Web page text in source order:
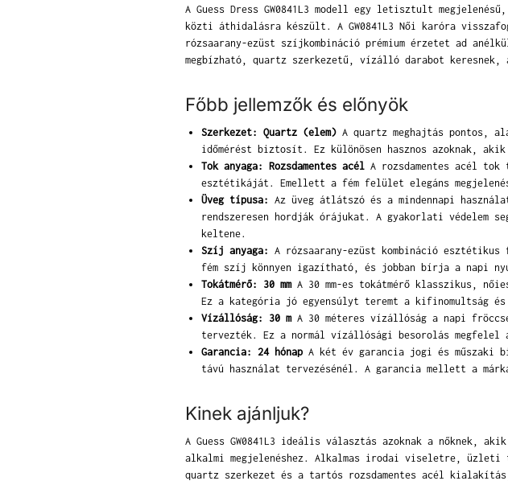
A Guess Dress GW0841L3 modell egy letisztult
közti áthidalásra készült. A GW0841L3 Női karóra
rózsaarany-ezüst szíjkombináció prémium érzetet ad
megbízható, quartz szerkezetű, vízálló darabot keresnek,
Főbb jellemzők és előnyök
Szerkezet: Quartz (elem)A quartz meghajtás pontos,
időmérést biztosít. Ez különösen hasznos azoknak,
Tok anyaga: Rozsdamentes acélA rozsdamentes acél
esztétikáját. Emellett a fém felület elegáns
Üveg típusa: Az üveg átlátszó és a mindennapi
rendszeresen hordják órájukat. A gyakorlati védelem
keltene.
Szíj anyaga: A rózsaarany-ezüst kombináció
fém szíj könnyen igazítható, és jobban bírja a napi
Tokátmérő: 30 mmA 30 mm-es tokátmérő klasszikus,
Ez a kategória jó egyensúlyt teremt a kifinomultság
Vízállóság: 30 mA 30 méteres vízállóság a napi
tervezték. Ez a normál vízállósági besorolás megfelel
Garancia: 24 hónapA két év garancia jogi és műszaki
távú használat tervezésénél. A garancia mellett a
Kinek ajánljuk?
A Guess GW0841L3 ideális választás azoknak a nőknek,
alkalmi megjelenéshez. Alkalmas irodai viseletre, üzleti
quartz szerkezet és a tartós rozsdamentes acél